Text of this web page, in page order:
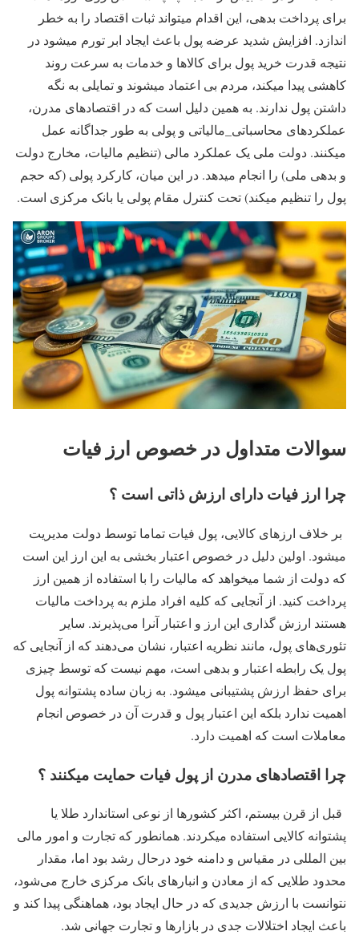
برای پرداخت بدهی، این اقدام میتواند ثبات اقتصاد را به خطر
اندازد. افزایش شدید عرضه پول باعث ایجاد ابر تورم میشود در
نتیجه قدرت خرید پول برای کالاها و خدمات به سرعت روند
کاهشی پیدا میکند، مردم بی اعتماد میشوند و تمایلی به نگه
داشتن پول ندارند. به همین دلیل است که در اقتصادهای مدرن،
عملکردهای محاسباتی_مالیاتی و پولی به طور جداگانه عمل
میکنند. دولت ملی یک عملکرد مالی (تنظیم مالیات، مخارج دولت
و بدهی ملی) را انجام میدهد. در این میان، کارکرد پولی (که حجم
پول را تنظیم میکند) تحت کنترل مقام پولی یا بانک مرکزی است.
سوالات متداول در خصوص ارز فیات
چرا ارز فیات دارای ارزش ذاتی است ؟
بر خلاف ارزهای کالایی، پول فیات تماما توسط دولت مدیریت
میشود. اولین دلیل در خصوص اعتبار بخشی به این ارز این است
که دولت از شما میخواهد که مالیات را با استفاده از همین ارز
پرداخت کنید. از آنجایی که کلیه افراد ملزم به پرداخت مالیات
هستند ارزش گذاری این ارز و اعتبار آنرا می‌پذیرند. سایر
تئوری‌های پول، مانند نظریه اعتبار، نشان می‌دهند که از آنجایی که
پول یک رابطه اعتبار و بدهی است، مهم نیست که توسط چیزی
برای حفظ ارزش پشتیبانی میشود. به زبان ساده پشتوانه پول
اهمیت ندارد بلکه این اعتبار پول و قدرت آن در خصوص انجام
معاملات است که اهمیت دارد.
چرا اقتصادهای مدرن از پول فیات حمایت میکنند ؟
قبل از قرن بیستم، اکثر کشورها از نوعی استاندارد طلا یا
پشتوانه کالایی استفاده میکردند. همانطور که تجارت و امور مالی
بین المللی در مقیاس و دامنه خود درحال رشد بود اما، مقدار
محدود طلایی که از معادن و انبارهای بانک مرکزی خارج می‌شود،
نتوانست با ارزش جدیدی که در حال ایجاد بود، هماهنگی پیدا کند و
باعث ایجاد اختلالات جدی در بازارها و تجارت جهانی شد.